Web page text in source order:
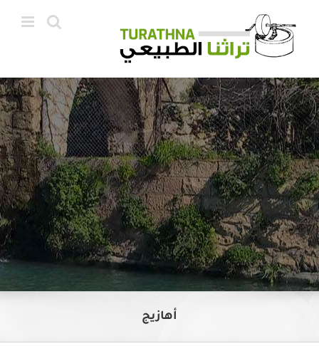
content
أهازيج